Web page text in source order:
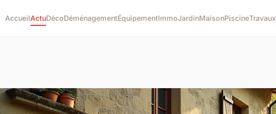
AccueilActuDécoDéménagementÉquipementImmoJardinMaisonPiscineTravaux